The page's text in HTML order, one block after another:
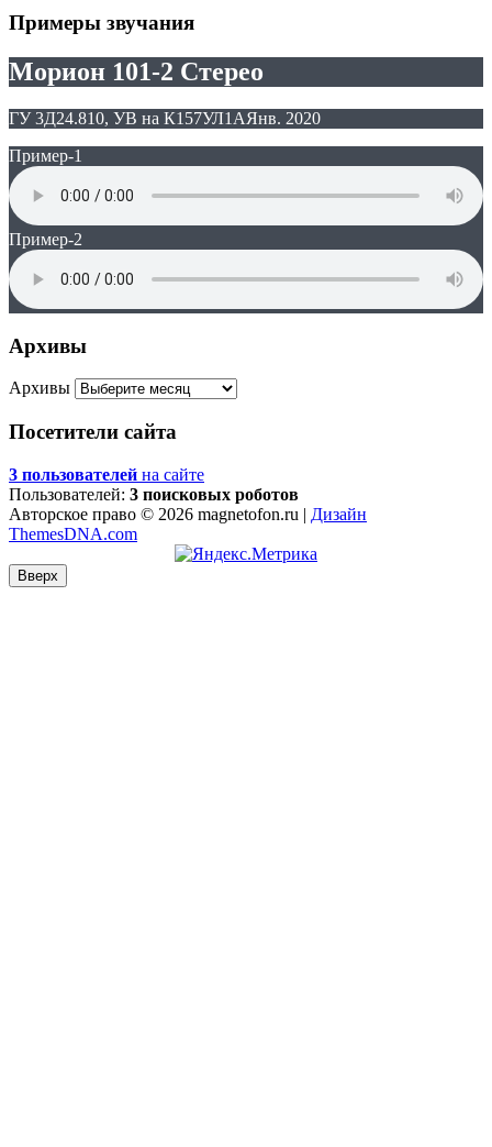
Примеры звучания
Морион 101-2 Стерео
ГУ 3Д24.810, УВ на К157УЛ1АЯнв. 2020
Пример-1
Пример-2
Архивы
Архивы
Посетители сайта
3 пользователей на сайте
Пользователей: 3 поисковых роботов
Авторское право © 2026 magnetofon.ru | Дизайн
ThemesDNA.com
Вверх